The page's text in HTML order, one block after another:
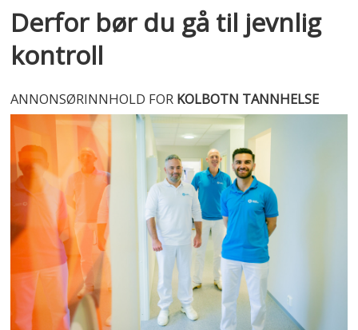
Derfor bør du gå til jevnlig
kontroll
ANNONSØRINNHOLD FOR KOLBOTN TANNHELSE